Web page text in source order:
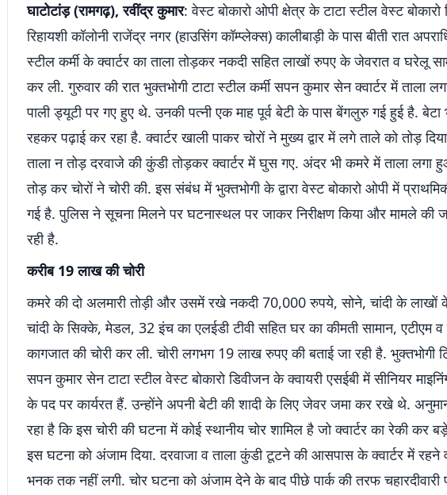
घाटोटांड़ (रामगढ़), रवींद्र कुमार: वेस्ट बोकारो ओपी क्षेत्र के टाटा स्टील वेस्ट
रिहायशी कॉलोनी राजेंद्र नगर (हाउसिंग कॉम्प्लेक्स) कालीबाड़ी के पास बीती रात
स्टील कर्मी के क्वार्टर का ताला तोड़कर नकदी सहित लाखों रुपए के जेवरात व घरेलू
कर ली. गुरुवार की रात भुक्तभोगी टाटा स्टील कर्मी सपन कुमार सेन क्वार्टर में ताला
पाली ड्यूटी पर गए हुए थे. उनकी पत्नी एक माह पूर्व बेटी के पास बेंगलुरु गई हुई है. बेटा
रहकर पढ़ाई कर रहा है. क्वार्टर खाली पाकर चोरों ने मुख्य द्वार में लगे ताले को तोड़
ताला न तोड़ दरवाजे की कुंडी तोड़कर क्वार्टर में घुस गए. अंदर भी कमरे में ताला लगा
तोड़ कर चोरों ने चोरी की. इस संबंध में भुक्तभोगी के द्वारा वेस्ट बोकारो ओपी में
गई है. पुलिस ने सूचना मिलने पर घटनास्थल पर जाकर निरीक्षण किया और मामले की
रही है.
करीब 19 लाख की चोरी
कमरे की दो अलमारी तोड़ी और उसमें रखे नकदी 70,000 रुपये, सोने, चांदी के लाखों
चांदी के सिक्के, मेडल, 32 इंच का एलईडी टीवी सहित घर का कीमती सामान, एटीएम
कागजात की चोरी कर ली. चोरी लगभग 19 लाख रुपए की बताई जा रही है. भुक्तभोगी
सपन कुमार सेन टाटा स्टील वेस्ट बोकारो डिवीजन के क्वायरी एसईबी में सीनियर
के पद पर कार्यरत हैं. उन्होंने अपनी बेटी की शादी के लिए जेवर जमा कर रखे थे.
रहा है कि इस चोरी की घटना में कोई स्थानीय चोर शामिल है जो क्वार्टर का रेकी कर
इस घटना को अंजाम दिया. दरवाजा व ताला कुंडी टूटने की आसपास के क्वार्टर में रहने
भनक तक नहीं लगी. चोर घटना को अंजाम देने के बाद पीछे पार्क की तरफ चहारदीवारी